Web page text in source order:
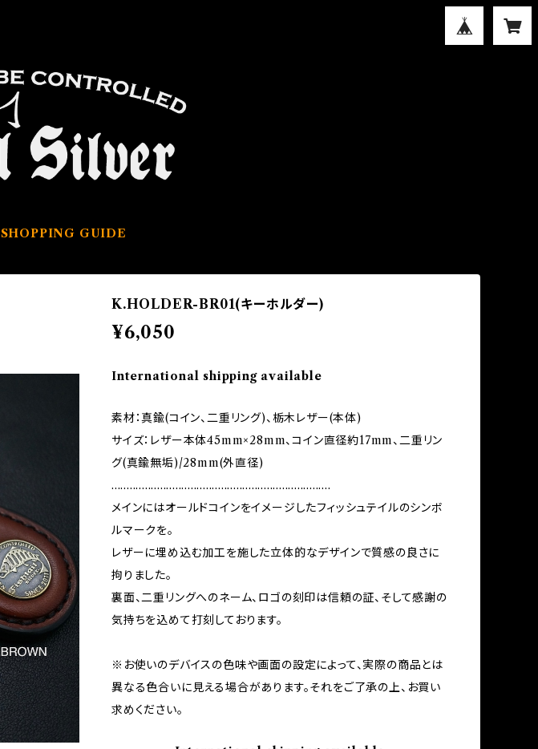
SHOPPING GUIDE
K.HOLDER-BR01(キーホルダー)
¥6,050
International shipping available
素材：真鍮(コイン、二重リング)、栃木レザー(本体)
サイズ：レザー本体45mm×28mm、コイン直径約17mm、二重リン
グ(真鍮無垢)/28mm(外直径)
........................................................................
メインにはオールドコインをイメージしたフィッシュテイルのシンボ
ルマークを。
レザーに埋め込む加工を施した立体的なデザインで質感の良さに
拘りました。
裏面、二重リングへのネーム、ロゴの刻印は信頼の証、そして感謝の
気持ちを込めて打刻しております。
※お使いのデバイスの色味や画面の設定によって、実際の商品とは
異なる色合いに見える場合があります。それをご了承の上、お買い
求めください。